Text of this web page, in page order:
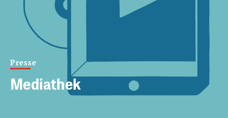
Presse
Mediathek